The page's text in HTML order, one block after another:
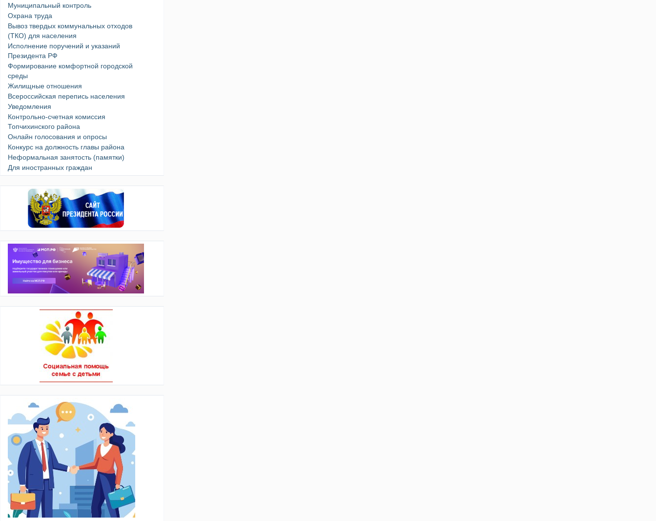
Муниципальный контроль
Охрана труда
Вывоз твердых коммунальных отходов
(ТКО) для населения
Исполнение поручений и указаний
Президента РФ
Формирование комфортной городской
среды
Жилищные отношения
Всероссийская перепись населения
Уведомления
Контрольно-счетная комиссия
Топчихинского района
Онлайн голосования и опросы
Конкурс на должность главы района
Неформальная занятость (памятки)
Для иностранных граждан